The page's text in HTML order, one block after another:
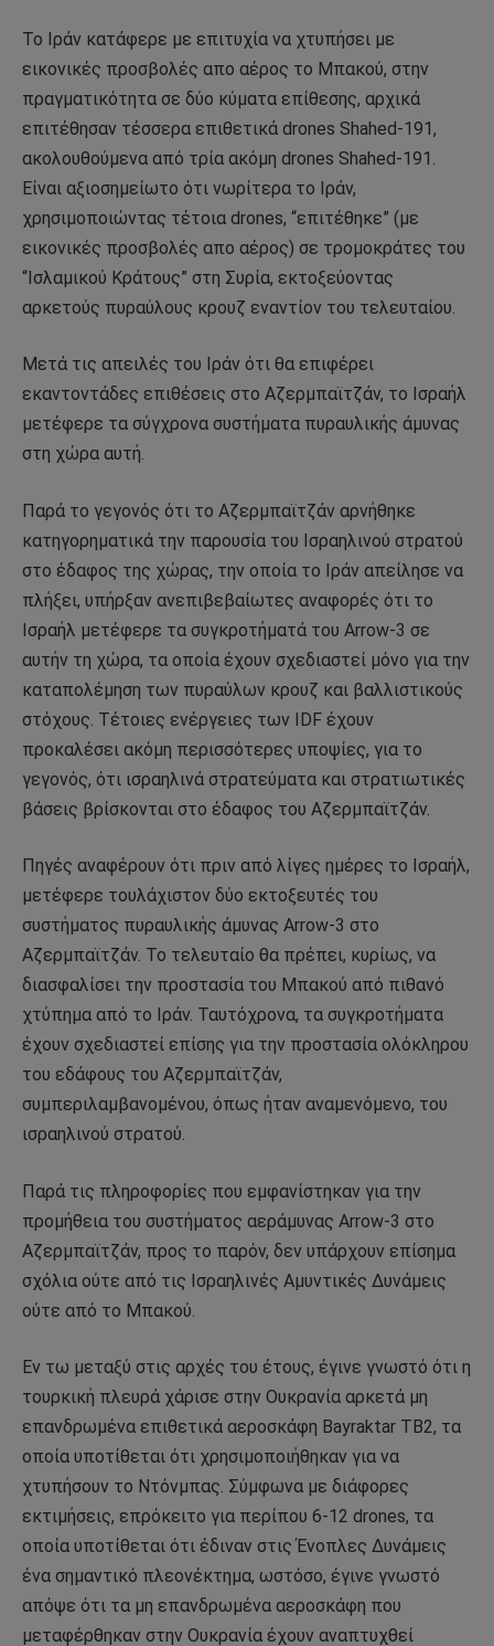
Το Ιράν κατάφερε με επιτυχία να χτυπήσει με
εικονικές προσβολές απο αέρος το Μπακού, στην
πραγματικότητα σε δύο κύματα επίθεσης, αρχικά
επιτέθησαν τέσσερα επιθετικά drones Shahed-191,
ακολουθούμενα από τρία ακόμη drones Shahed-191.
Είναι αξιοσημείωτο ότι νωρίτερα το Ιράν,
χρησιμοποιώντας τέτοια drones, “επιτέθηκε” (με
εικονικές προσβολές απο αέρος) σε τρομοκράτες του
“Ισλαμικού Κράτους” στη Συρία, εκτοξεύοντας
αρκετούς πυραύλους κρουζ εναντίον του τελευταίου.
Μετά τις απειλές του Ιράν ότι θα επιφέρει
εκαντοντάδες επιθέσεις στο Αζερμπαϊτζάν, το Ισραήλ
μετέφερε τα σύγχρονα συστήματα πυραυλικής άμυνας
στη χώρα αυτή.
Παρά το γεγονός ότι το Αζερμπαϊτζάν αρνήθηκε
κατηγορηματικά την παρουσία του Ισραηλινού στρατού
στο έδαφος της χώρας, την οποία το Ιράν απείλησε να
πλήξει, υπήρξαν ανεπιβεβαίωτες αναφορές ότι το
Ισραήλ μετέφερε τα συγκροτήματά του Arrow-3 σε
αυτήν τη χώρα, τα οποία έχουν σχεδιαστεί μόνο για την
καταπολέμηση των πυραύλων κρουζ και βαλλιστικούς
στόχους. Τέτοιες ενέργειες των IDF έχουν
προκαλέσει ακόμη περισσότερες υποψίες, για το
γεγονός, ότι ισραηλινά στρατεύματα και στρατιωτικές
βάσεις βρίσκονται στο έδαφος του Αζερμπαϊτζάν.
Πηγές αναφέρουν ότι πριν από λίγες ημέρες το Ισραήλ,
μετέφερε τουλάχιστον δύο εκτοξευτές του
συστήματος πυραυλικής άμυνας Arrow-3 στο
Αζερμπαϊτζάν. Το τελευταίο θα πρέπει, κυρίως, να
διασφαλίσει την προστασία του Μπακού από πιθανό
χτύπημα από το Ιράν. Ταυτόχρονα, τα συγκροτήματα
έχουν σχεδιαστεί επίσης για την προστασία ολόκληρου
του εδάφους του Αζερμπαϊτζάν,
συμπεριλαμβανομένου, όπως ήταν αναμενόμενο, του
ισραηλινού στρατού.
Παρά τις πληροφορίες που εμφανίστηκαν για την
προμήθεια του συστήματος αεράμυνας Arrow-3 στο
Αζερμπαϊτζάν, προς το παρόν, δεν υπάρχουν επίσημα
σχόλια ούτε από τις Ισραηλινές Αμυντικές Δυνάμεις
ούτε από το Μπακού.
Εν τω μεταξύ στις αρχές του έτους, έγινε γνωστό ότι η
τουρκική πλευρά χάρισε στην Ουκρανία αρκετά μη
επανδρωμένα επιθετικά αεροσκάφη Bayraktar TB2, τα
οποία υποτίθεται ότι χρησιμοποιήθηκαν για να
χτυπήσουν το Ντόνμπας. Σύμφωνα με διάφορες
εκτιμήσεις, επρόκειτο για περίπου 6-12 drones, τα
οποία υποτίθεται ότι έδιναν στις Ένοπλες Δυνάμεις
ένα σημαντικό πλεονέκτημα, ωστόσο, έγινε γνωστό
απόψε ότι τα μη επανδρωμένα αεροσκάφη που
μεταφέρθηκαν στην Ουκρανία έχουν αναπτυχθεί